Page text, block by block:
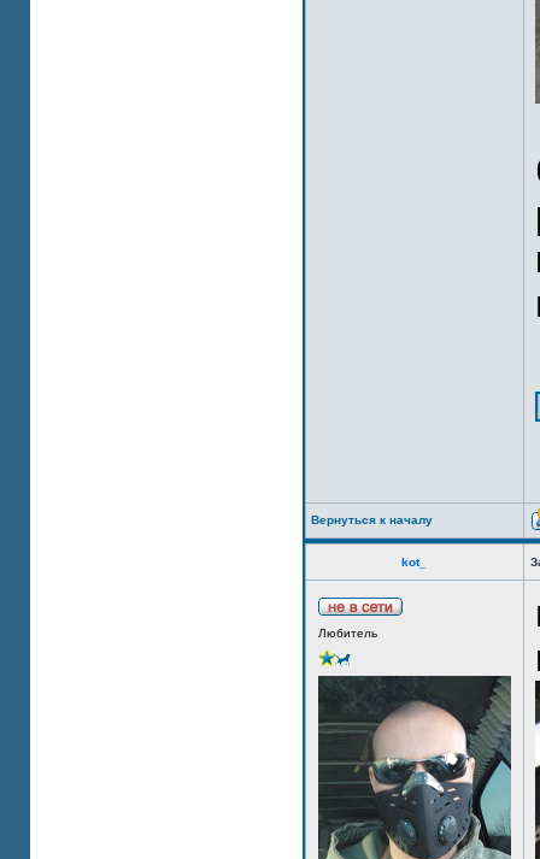
Вернуться к началу
kot_
Любитель